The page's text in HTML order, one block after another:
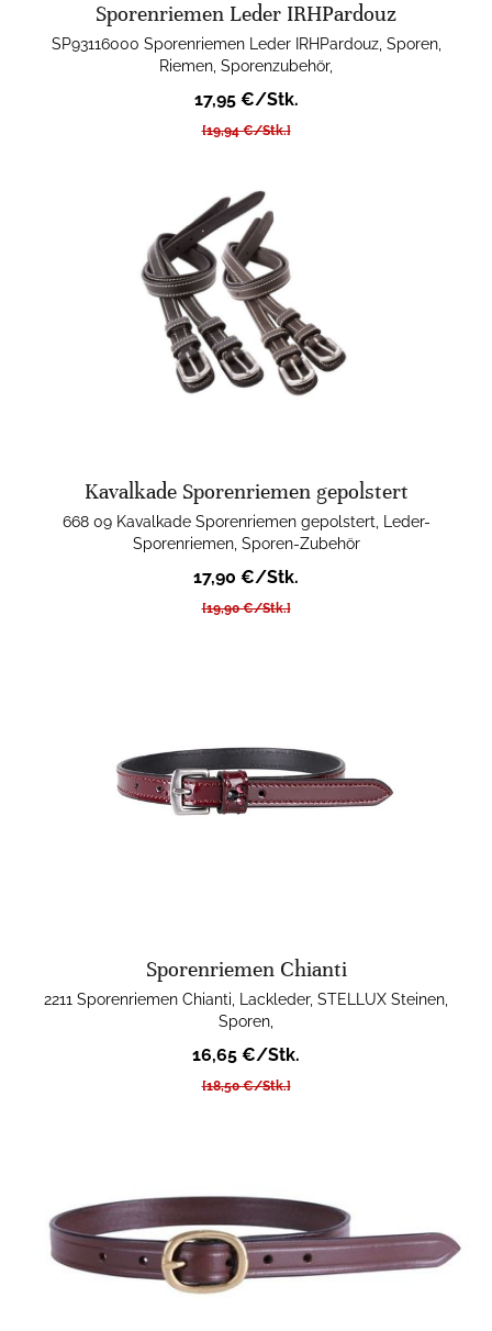
Sporenriemen Leder IRHPardouz
SP93116000 Sporenriemen Leder IRHPardouz, Sporen,
Riemen, Sporenzubehör,
17,95 €/Stk.
[19,94 €/Stk.]
Kavalkade Sporenriemen gepolstert
668 09 Kavalkade Sporenriemen gepolstert, Leder-
Sporenriemen, Sporen-Zubehör
17,90 €/Stk.
[19,90 €/Stk.]
Sporenriemen Chianti
2211 Sporenriemen Chianti, Lackleder, STELLUX Steinen,
Sporen,
16,65 €/Stk.
[18,50 €/Stk.]